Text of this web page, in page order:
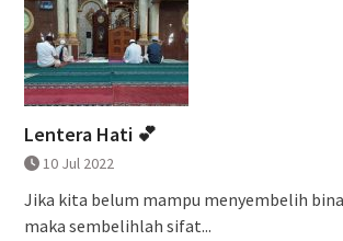
Lentera Hati 💕
10 Jul 2022
Jika kita belum mampu menyembelih
maka sembelihlah sifat...